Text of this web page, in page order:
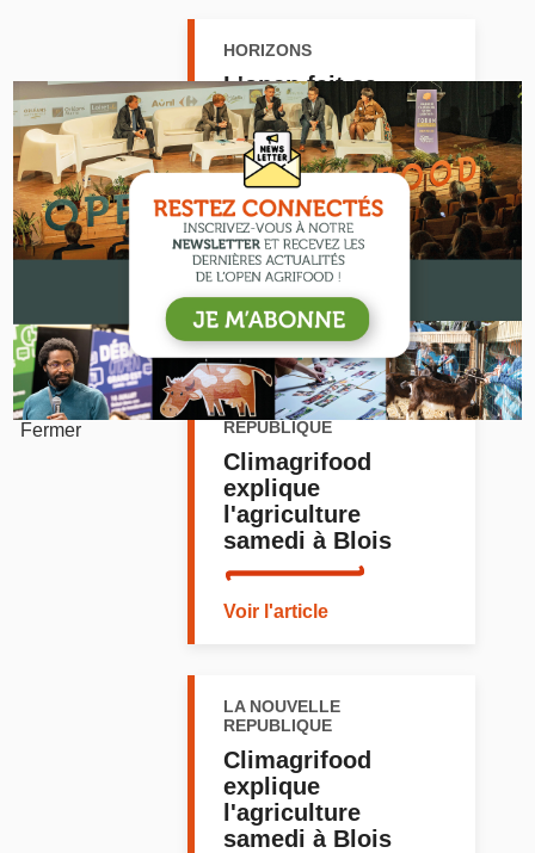
HORIZONS
L'open fait sa
rentrée
Voir l'article
JUIN 2021
LA NOUVELLE
REPUBLIQUE
Climagrifood
explique
l'agriculture
samedi à Blois
Voir l'article
LA NOUVELLE
REPUBLIQUE
Climagrifood
explique
l'agriculture
samedi à Blois
Fermer